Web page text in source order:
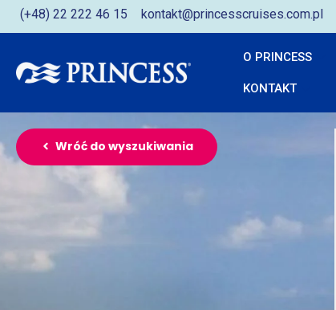
(+48) 22 222 46 15 kontakt@princesscruises.com.pl
O PRINCESS
KONTAKT
Wróć do wyszukiwania